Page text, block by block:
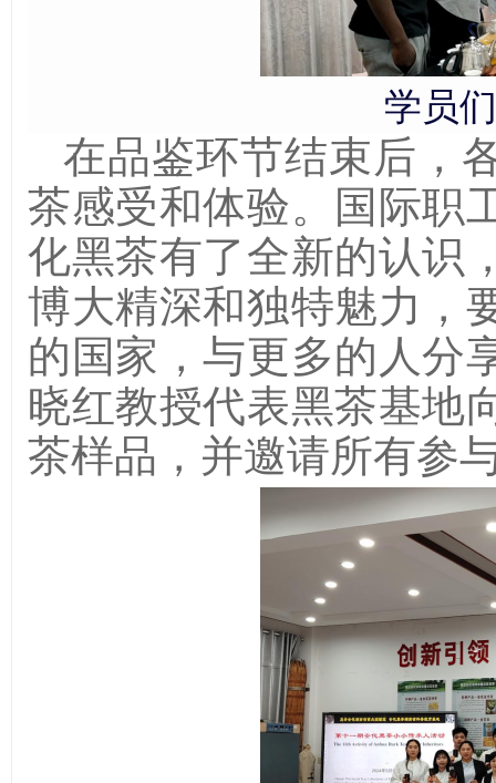
学员
在品鉴环节结束后，
茶感受和体验。国际职
化黑茶有了全新的认识
博大精深和独特魅力，
的国家，与更多的人分
晓红教授代表黑茶基地
茶样品，并邀请所有参